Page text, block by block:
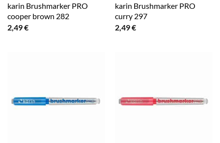
karin Brushmarker PRO
cooper brown 282
2,49€
karin Brushmarker PRO
curry 297
2,49€